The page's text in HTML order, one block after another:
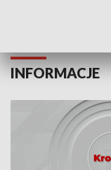
INFORMACJE